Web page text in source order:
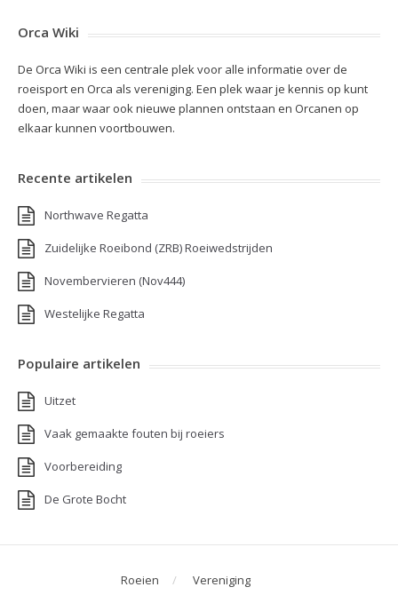
Orca Wiki
De Orca Wiki is een centrale plek voor alle informatie over de
roeisport en Orca als vereniging. Een plek waar je kennis op kunt
doen, maar waar ook nieuwe plannen ontstaan en Orcanen op
elkaar kunnen voortbouwen.
Recente artikelen
Northwave Regatta
Zuidelijke Roeibond (ZRB) Roeiwedstrijden
Novembervieren (Nov444)
Westelijke Regatta
Populaire artikelen
Uitzet
Vaak gemaakte fouten bij roeiers
Voorbereiding
De Grote Bocht
Roeien Vereniging